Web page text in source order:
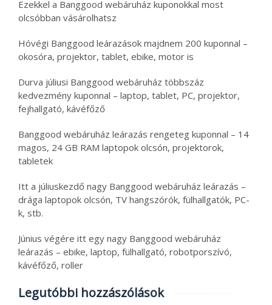
Ezekkel a Banggood webáruház kuponokkal most
olcsóbban vásárolhatsz
Hóvégi Banggood leárazások majdnem 200 kuponnal –
okosóra, projektor, tablet, ebike, motor is
Durva júliusi Banggood webáruház többszáz
kedvezmény kuponnal – laptop, tablet, PC, projektor,
fejhallgató, kávéfőző
Banggood webáruház leárazás rengeteg kuponnal – 14
magos, 24 GB RAM laptopok olcsón, projektorok,
tabletek
Itt a júliuskezdő nagy Banggood webáruház leárazás –
drága laptopok olcsón, TV hangszórók, fülhallgatók, PC-
k, stb.
Június végére itt egy nagy Banggood webáruház
leárazás – ebike, laptop, fülhallgató, robotporszívó,
kávéfőző, roller
Legutóbbi hozzászólások